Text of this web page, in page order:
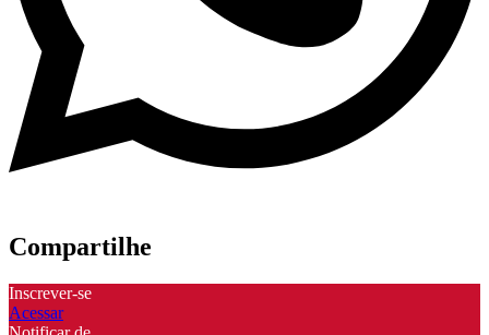
Compartilhe
Inscrever-se
Acessar